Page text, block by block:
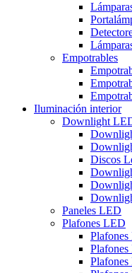
Empotrables
Iluminación interior
Downlight
Discos
Paneles LED
Plafones LED
Plafones